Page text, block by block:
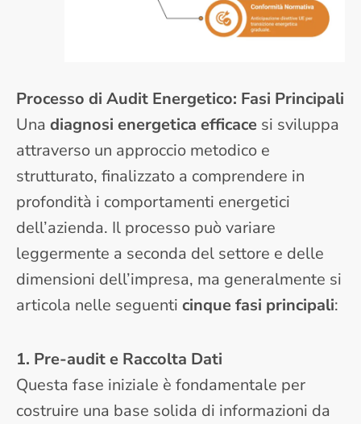
Processo di Audit Energetico: Fasi Principali
Una diagnosi energetica efficace si sviluppa
attraverso un approccio metodico e
strutturato, finalizzato a comprendere in
profondità i comportamenti energetici
dell’azienda. Il processo può variare
leggermente a seconda del settore e delle
dimensioni dell’impresa, ma generalmente si
articola nelle seguenti cinque fasi principali:
1. Pre-audit e Raccolta Dati
Questa fase iniziale è fondamentale per
costruire una base solida di informazioni da